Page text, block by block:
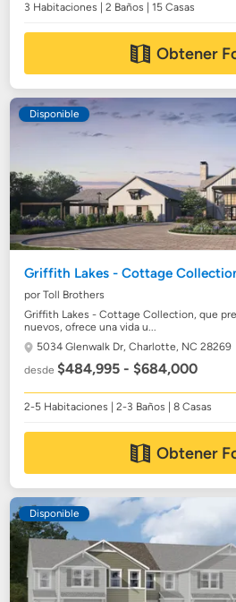
3 Habitaciones | 2 Baños | 15 Casas
Obtener
Disponible
Griffith Lakes - Cottage
por Toll Brothers
Griffith Lakes - Cottage Collection, que
nuevos, ofrece una vida u...
5034 Glenwalk Dr,Charlotte, NC 28269
desde$484,995 - $684,000
2-5 Habitaciones | 2-3 Baños | 8 Casas
Obtener
Disponible